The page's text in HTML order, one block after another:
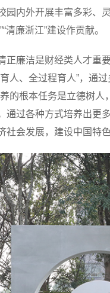
园内外开展丰富多彩、
清廉浙江”建设作贡献。
廉洁是财经类人才重
人、全过程育人”，通
的根本任务是立德树
通过各种方式培养出更
社会发展，建设中国特